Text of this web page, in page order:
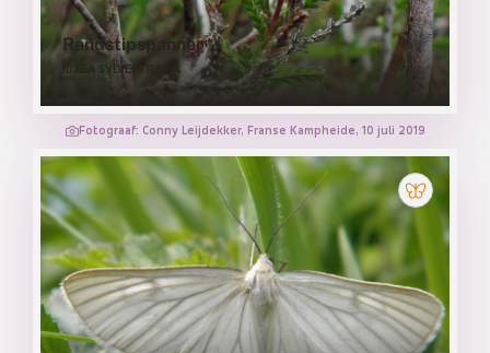
Randstipspanner
IDAEA SYLVESTRARIA
Fotograaf: Conny Leijdekker, Franse Kampheide, 10 juli 2019